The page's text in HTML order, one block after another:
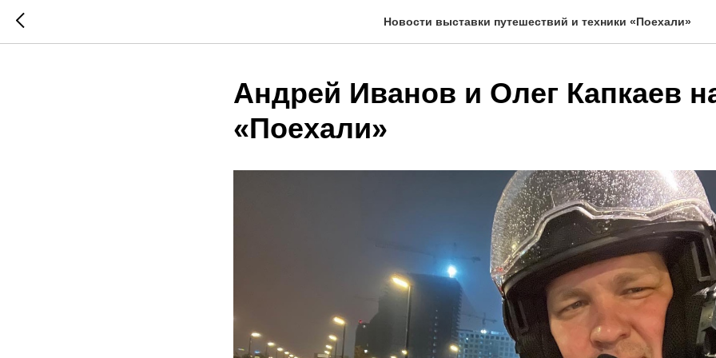
Новости выставки путешествий и техники «Поехали»
Андрей Иванов и Олег Капкаев
«Поехали»